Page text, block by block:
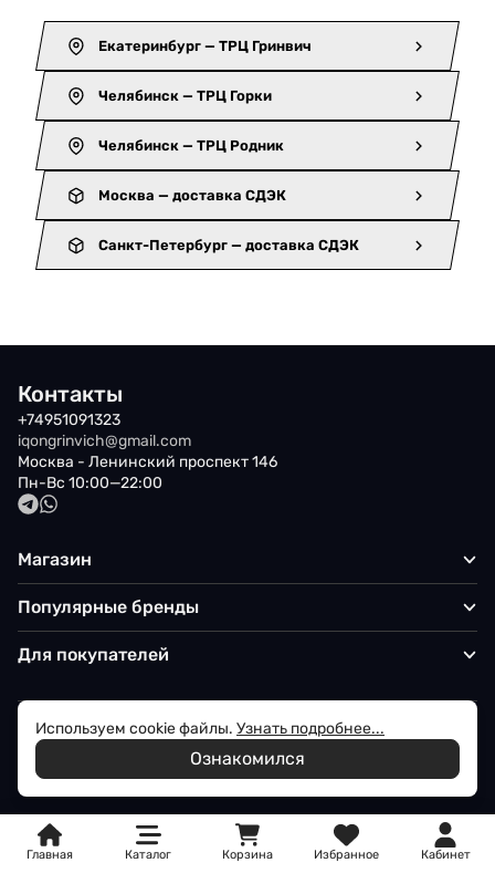
Екатеринбург — ТРЦ Гринвич
Челябинск — ТРЦ Горки
Челябинск — ТРЦ Родник
Москва — доставка СДЭК
Санкт-Петербург — доставка СДЭК
Главная Каталог Корзина Избранное Кабинет
Контакты
+74951091323
iqongrinvich@gmail.com
Москва - Ленинский проспект 146
Пн-Вс 10:00—22:00
Магазин
Популярные бренды
Для покупателей
© 2026 Iqon - Магазин вашего стиля
Политика обработки персональных данных
Используем cookie файлы. Узнать подробнее...
Ознакомился